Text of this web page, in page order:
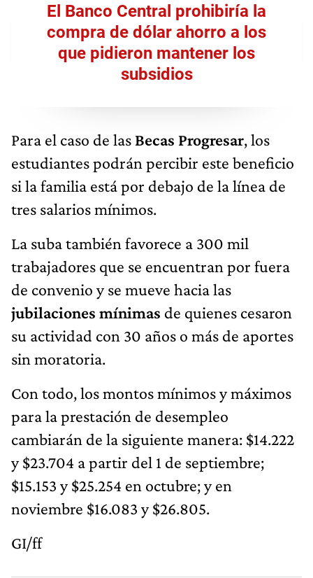
El Banco Central prohibiría la
compra de dólar ahorro a los
que pidieron mantener los
subsidios
Para el caso de las Becas Progresar, los
estudiantes podrán percibir este beneficio
si la familia está por debajo de la línea de
tres salarios mínimos.
La suba también favorece a 300 mil
trabajadores que se encuentran por fuera
de convenio y se mueve hacia las
jubilaciones mínimas de quienes cesaron
su actividad con 30 años o más de aportes
sin moratoria.
Con todo, los montos mínimos y máximos
para la prestación de desempleo
cambiarán de la siguiente manera: $14.222
y $23.704 a partir del 1 de septiembre;
$15.153 y $25.254 en octubre; y en
noviembre $16.083 y $26.805.
GI/ff